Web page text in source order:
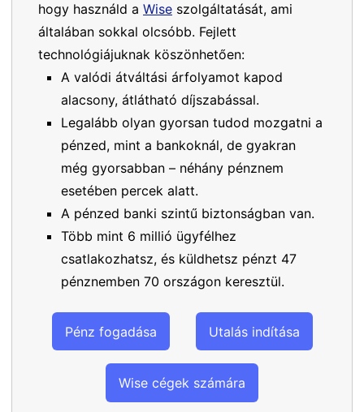
hogy használd a Wise szolgáltatását, ami
általában sokkal olcsóbb. Fejlett
technológiájuknak köszönhetően:
A valódi átváltási árfolyamot kapod
alacsony, átlátható díjszabással.
Legalább olyan gyorsan tudod mozgatni a
pénzed, mint a bankoknál, de gyakran
még gyorsabban – néhány pénznem
esetében percek alatt.
A pénzed banki szintű biztonságban van.
Több mint 6 millió ügyfélhez
csatlakozhatsz, és küldhetsz pénzt 47
pénznemben 70 országon keresztül.
Pénz fogadása Utalás indítása
Wise cégek számára